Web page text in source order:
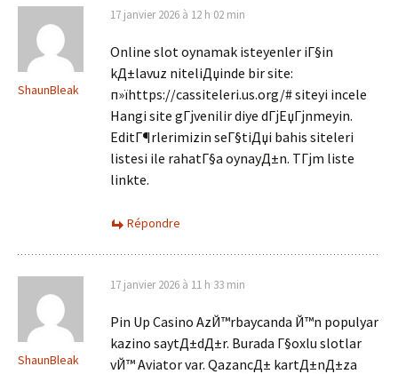
ShaunBleak
17 janvier 2026 à 12 h 02 min
Online slot oynamak isteyenler iГ§in
kД±lavuz niteliДџinde bir site:
п»їhttps://cassiteleri.us.org/# siteyi incele
Hangi site gГјvenilir diye dГјЕџГјnmeyin.
EditГ¶rlerimizin seГ§tiДџi bahis siteleri
listesi ile rahatГ§a oynayД±n. TГјm liste
linkte.
Répondre
ShaunBleak
17 janvier 2026 à 11 h 33 min
Pin Up Casino AzЙ™rbaycanda Й™n populyar
kazino saytД±dД±r. Burada Г§oxlu slotlar
vЙ™ Aviator var. QazancД± kartД±nД±za